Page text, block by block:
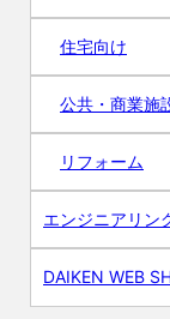
住宅向け
公共・商業施
リフォーム
エンジニアリン
DAIKEN WEB